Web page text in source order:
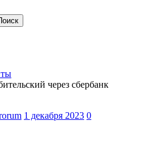
через сбербанк
1 декабря 2023 0